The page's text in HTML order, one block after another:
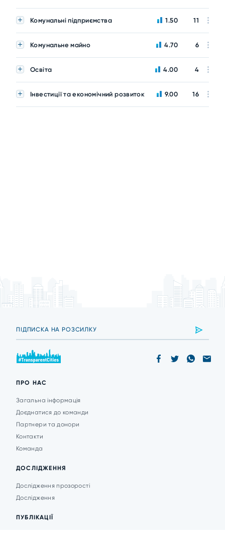
Комунальні підприємства 1.50 11
Комунальне майно 4.70 6
Освіта 4.00 4
Інвестиції та економічний розвиток 9.00 16
ПРО НАС
Загальна інформація
Доєднатися до команди
Партнери та донори
Контакти
Команда
ДОСЛІДЖЕННЯ
Дослідження прозорості
Дослідження
ПУБЛІКАЦІЇ